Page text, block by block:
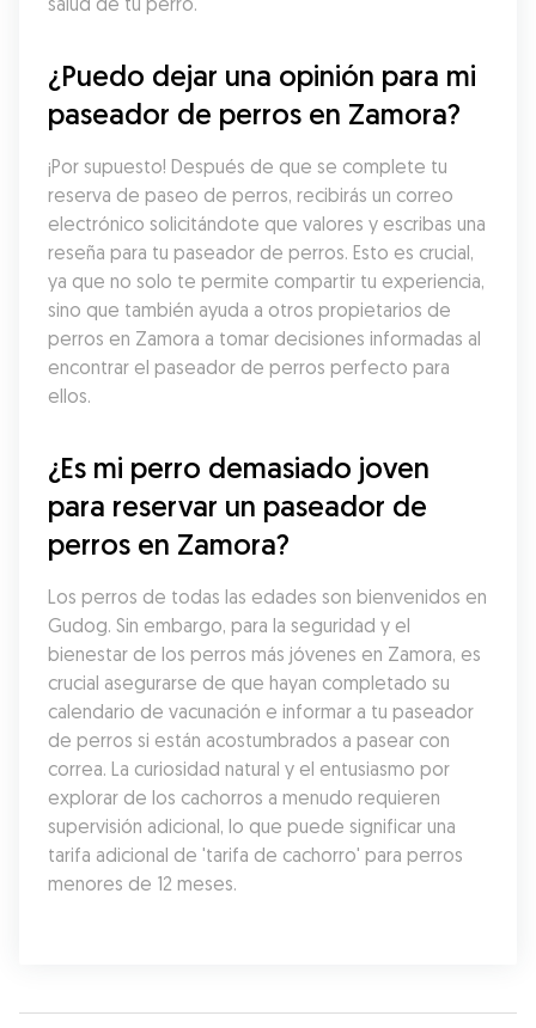
¿Puedo dejar una opinión para mi
paseador de perros en Zamora?
¡Por supuesto! Después de que se complete tu
reserva de paseo de perros, recibirás un correo
electrónico solicitándote que valores y escribas una
reseña para tu paseador de perros. Esto es crucial,
ya que no solo te permite compartir tu experiencia,
sino que también ayuda a otros propietarios de
perros en Zamora a tomar decisiones informadas al
encontrar el paseador de perros perfecto para
ellos.
¿Es mi perro demasiado joven
para reservar un paseador de
perros en Zamora?
Los perros de todas las edades son bienvenidos en
Gudog. Sin embargo, para la seguridad y el
bienestar de los perros más jóvenes en Zamora, es
crucial asegurarse de que hayan completado su
calendario de vacunación e informar a tu paseador
de perros si están acostumbrados a pasear con
correa. La curiosidad natural y el entusiasmo por
explorar de los cachorros a menudo requieren
supervisión adicional, lo que puede significar una
tarifa adicional de 'tarifa de cachorro' para perros
menores de 12 meses.